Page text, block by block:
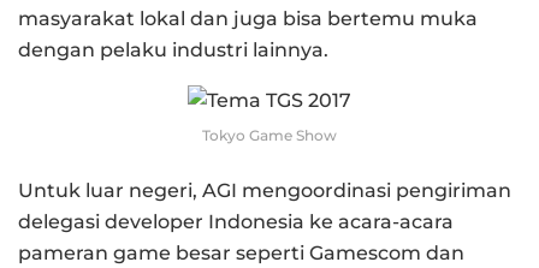
masyarakat lokal dan juga bisa bertemu muka
dengan pelaku industri lainnya.
Tokyo Game Show
Untuk luar negeri, AGI mengoordinasi pengiriman
delegasi developer Indonesia ke acara-acara
pameran game besar seperti Gamescom dan